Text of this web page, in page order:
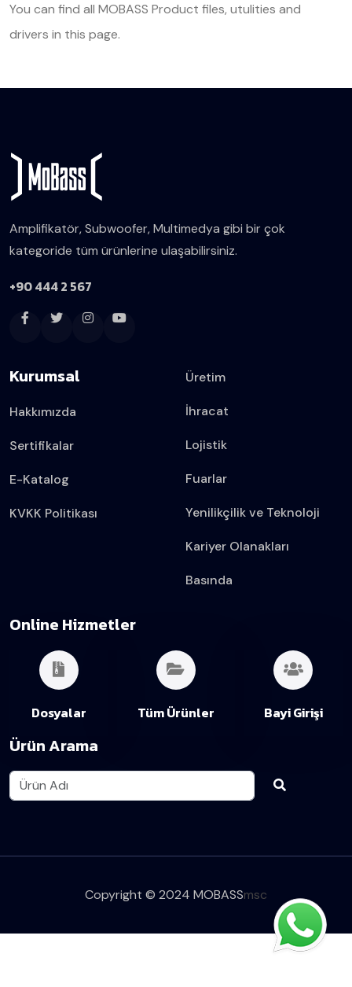
You can find all MOBASS Product files, utulities and
drivers in this page.
Amplifikatör, Subwoofer, Multimedya gibi bir çok
kategoride tüm ürünlerine ulaşabilirsiniz.
+90 444 2 567
Kurumsal
Hakkımızda
Sertifikalar
E-Katalog
KVKK Politikası
Üretim
İhracat
Lojistik
Fuarlar
Yenilikçilik ve Teknoloji
Kariyer Olanakları
Basında
Online Hizmetler
Dosyalar Tüm Ürünler Bayi Girişi
Ürün Arama
Copyright © 2024 MOBASSmsc